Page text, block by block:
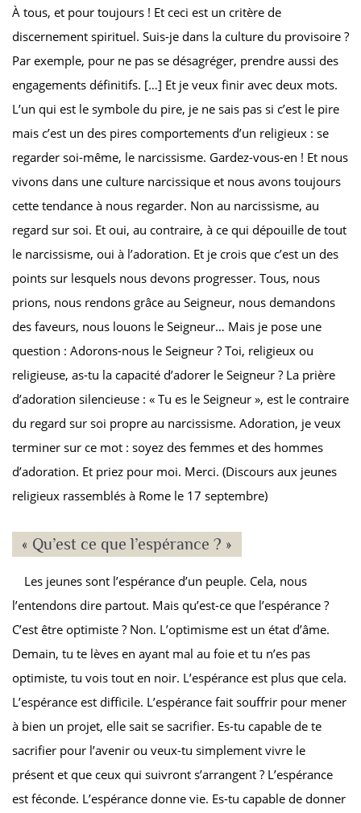
À tous, et pour toujours ! Et ceci est un critère de
discernement spirituel. Suis-je dans la culture du provisoire ?
Par exemple, pour ne pas se désagréger, prendre aussi des
engagements définitifs. […] Et je veux finir avec deux mots.
L’un qui est le symbole du pire, je ne sais pas si c’est le pire
mais c’est un des pires comportements d’un religieux : se
regarder soi-même, le narcissisme. Gardez-vous-en ! Et nous
vivons dans une culture narcissique et nous avons toujours
cette tendance à nous regarder. Non au narcissisme, au
regard sur soi. Et oui, au contraire, à ce qui dépouille de tout
le narcissisme, oui à l’adoration. Et je crois que c’est un des
points sur lesquels nous devons progresser. Tous, nous
prions, nous rendons grâce au Seigneur, nous demandons
des faveurs, nous louons le Seigneur… Mais je pose une
question : Adorons-nous le Seigneur ? Toi, religieux ou
religieuse, as-tu la capacité d’adorer le Seigneur ? La prière
d’adoration silencieuse : « Tu es le Seigneur », est le contraire
du regard sur soi propre au narcissisme. Adoration, je veux
terminer sur ce mot : soyez des femmes et des hommes
d’adoration. Et priez pour moi. Merci. (Discours aux jeunes
religieux rassemblés à Rome le 17 septembre)
« Qu’est ce que l’espérance ? »
Les jeunes sont l’espérance d’un peuple. Cela, nous
l’entendons dire partout. Mais qu’est-ce que l’espérance ?
C’est être optimiste ? Non. L’optimisme est un état d’âme.
Demain, tu te lèves en ayant mal au foie et tu n’es pas
optimiste, tu vois tout en noir. L’espérance est plus que cela.
L’espérance est difficile. L’espérance fait souffrir pour mener
à bien un projet, elle sait se sacrifier. Es-tu capable de te
sacrifier pour l’avenir ou veux-tu simplement vivre le
présent et que ceux qui suivront s’arrangent ? L’espérance
est féconde. L’espérance donne vie. Es-tu capable de donner